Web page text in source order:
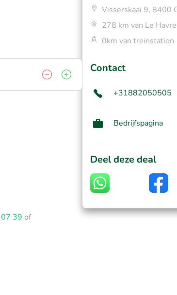
39 of
Visserskaai 9, 8400
278 km van Le Havre
0km van treinstation
Contact
+31882050505
Bedrijfspagina
Deel deze deal